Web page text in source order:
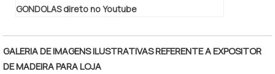
GONDOLAS direto no Youtube
GALERIA DE IMAGENS ILUSTRATIVAS REFERENTE A EXPOSITOR
DE MADEIRA PARA LOJA